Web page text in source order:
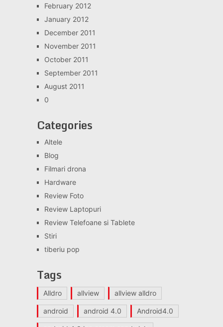
February 2012
January 2012
December 2011
November 2011
October 2011
September 2011
August 2011
0
Categories
Altele
Blog
Filmari drona
Hardware
Review Foto
Review Laptopuri
Review Telefoane si Tablete
Stiri
tiberiu pop
Tags
Alldro allview allview alldro
android android 4.0 Android4.0